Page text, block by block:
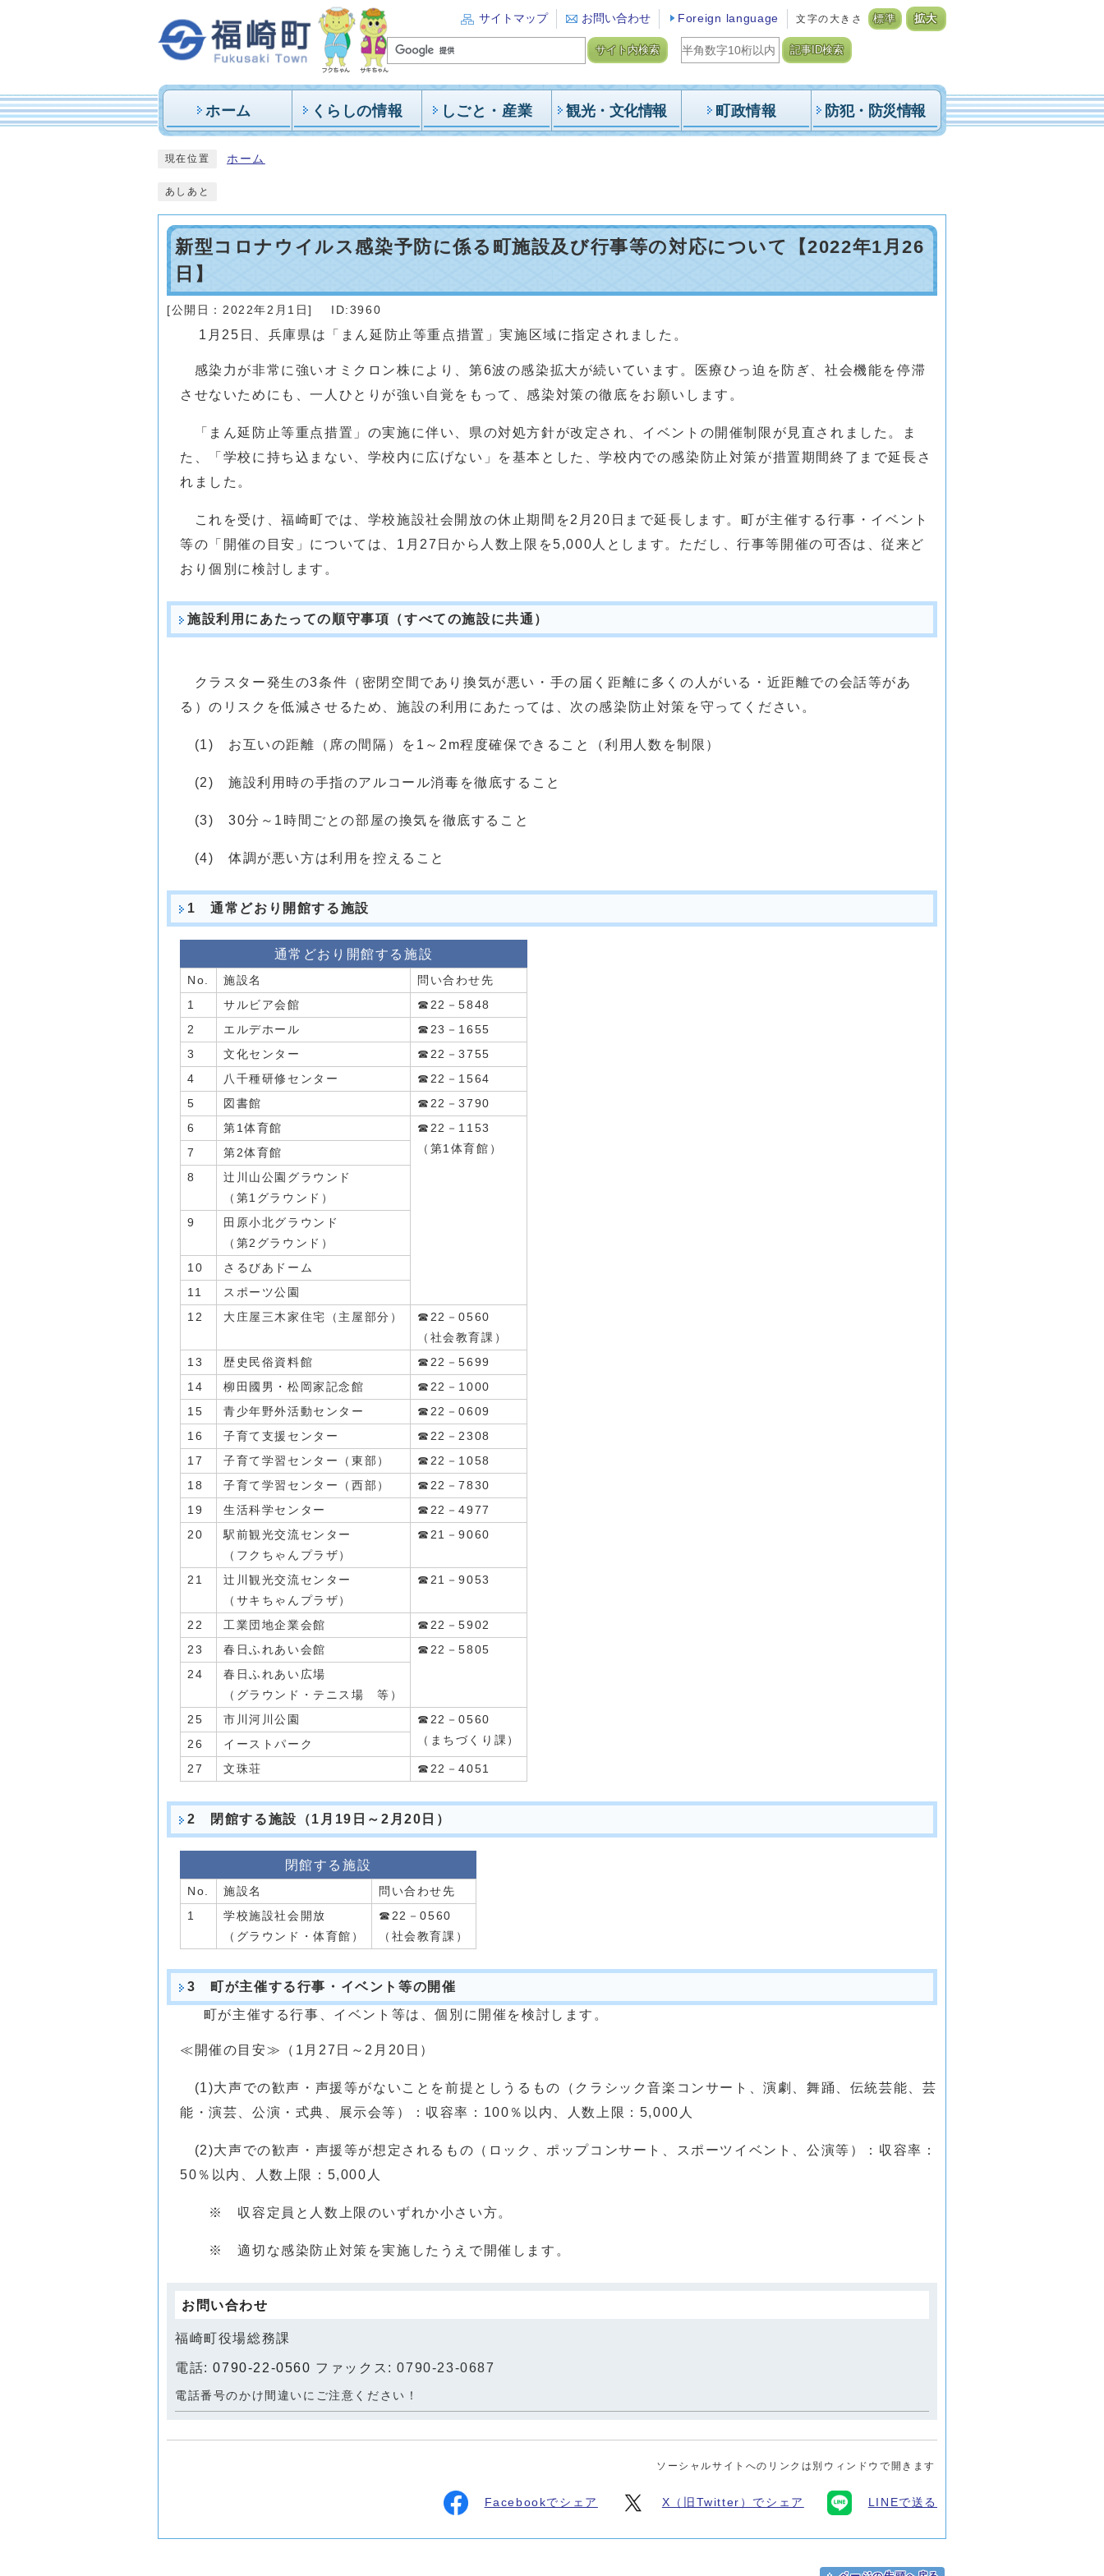
サイトマップ お問い合わせ Foreign language 文字の大きさ 標準 拡大
サイト内検索 記事ID検索
ホーム くらしの情報 しごと・産業 観光・文化情報 町政情報 防犯・防災情報
現在位置 ホーム
あしあと
新型コロナウイルス感染予防に係る町施設及び行事等の対応について【2022年1月26
日】
[公開日： 2022年2月1日] ID:3960
1月25日、兵庫県は「まん延防止等重点措置」実施区域に指定されました。
感染力が非常に強いオミクロン株により、第6波の感染拡大が続いています。医療ひっ迫を防ぎ、社会機能を停滞
させないためにも、一人ひとりが強い自覚をもって、感染対策の徹底をお願いします。
「まん延防止等重点措置」の実施に伴い、県の対処方針が改定され、イベントの開催制限が見直されました。ま
た、「学校に持ち込まない、学校内に広げない」を基本とした、学校内での感染防止対策が措置期間終了まで延長さ
れました。
これを受け、福崎町では、学校施設社会開放の休止期間を2月20日まで延長します。町が主催する行事・イベント
等の「開催の目安」については、1月27日から人数上限を5,000人とします。ただし、行事等開催の可否は、従来ど
おり個別に検討します。
施設利用にあたっての順守事項（すべての施設に共通）
クラスター発生の3条件（密閉空間であり換気が悪い・手の届く距離に多くの人がいる・近距離での会話等があ
る）のリスクを低減させるため、施設の利用にあたっては、次の感染防止対策を守ってください。
(1) お互いの距離（席の間隔）を1～2m程度確保できること（利用人数を制限）
(2) 施設利用時の手指のアルコール消毒を徹底すること
(3) 30分～1時間ごとの部屋の換気を徹底すること
(4) 体調が悪い方は利用を控えること
1 通常どおり開館する施設
通常どおり開館する施設
No. 施設名
問い合わせ先
1
サルビア会館
☎22－5848
2
エルデホール
☎23－1655
3
文化センター
☎22－3755
4
八千種研修センター
☎22－1564
5
図書館
☎22－3790
6
第1体育館
☎22－1153
（第1体育館）
7
第2体育館
8
辻川山公園グラウンド
（第1グラウンド）
9
田原小北グラウンド
（第2グラウンド）
10
さるびあドーム
11
スポーツ公園
12
大庄屋三木家住宅（主屋部分）
☎22－0560
（社会教育課）
13
歴史民俗資料館
☎22－5699
14
柳田國男・松岡家記念館
☎22－1000
15
青少年野外活動センター
☎22－0609
16
子育て支援センター
☎22－2308
17
子育て学習センター（東部）
☎22－1058
18
子育て学習センター（西部）
☎22－7830
19
生活科学センター
☎22－4977
20
駅前観光交流センター
（フクちゃんプラザ）
☎21－9060
21
辻川観光交流センター
（サキちゃんプラザ）
☎21－9053
22 工業団地企業会館
☎22－5902
23
春日ふれあい会館
☎22－5805
24
春日ふれあい広場
（グラウンド・テニス場 等）
25
市川河川公園
☎22－0560
（まちづくり課）
26
イーストパーク
27
文珠荘 ☎22－4051
2 閉館する施設（1月19日～2月20日）
閉館する施設
No. 施設名
問い合わせ先
1
学校施設社会開放
（グラウンド・体育館）
☎22－0560
（社会教育課）
3 町が主催する行事・イベント等の開催
町が主催する行事、イベント等は、個別に開催を検討します。
≪開催の目安≫（1月27日～2月20日）
(1)大声での歓声・声援等がないことを前提としうるもの（クラシック音楽コンサート、演劇、舞踊、伝統芸能、芸
能・演芸、公演・式典、展示会等）：収容率：100％以内、人数上限：5,000人
(2)大声での歓声・声援等が想定されるもの（ロック、ポップコンサート、スポーツイベント、公演等）：収容率：
50％以内、人数上限：5,000人
※ 収容定員と人数上限のいずれか小さい方。
※ 適切な感染防止対策を実施したうえで開催します。
お問い合わせ
福崎町役場総務課
電話:0790-22-0560 ファックス: 0790-23-0687
電話番号のかけ間違いにご注意ください！
ソーシャルサイトへのリンクは別ウィンドウで開きます
Facebookでシェア X（旧Twitter）でシェア LINEで送る